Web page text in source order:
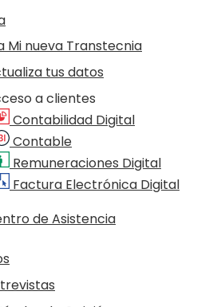
Mi nueva Transtecnia
tus datos
a clientes
Contabilidad Digital
Contable
Remuneraciones Digital
Factura Electrónica Digital
de Asistencia